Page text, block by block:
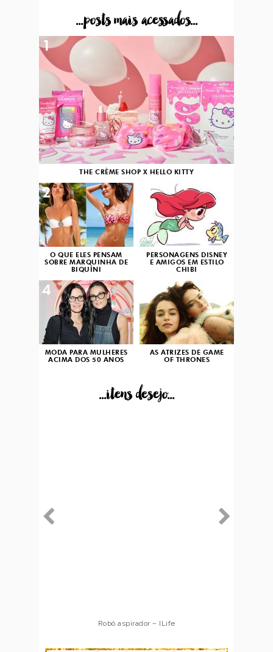
...posts mais acessados...
THE CRÈME SHOP X HELLO KITTY
1
O QUE ELES PENSAM
SOBRE MARQUINHA DE
BIQUÍNI
2
PERSONAGENS DISNEY
E AMIGOS EM ESTILO
CHIBI
3
MODA PARA MULHERES
ACIMA DOS 50 ANOS
4
AS ATRIZES DE GAME
OF THRONES
...itens desejo...
Robô aspirador – ILife